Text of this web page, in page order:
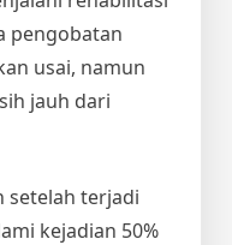
pengobatan
usai, namun
jauh dari
setelah terjadi
kejadian 50%